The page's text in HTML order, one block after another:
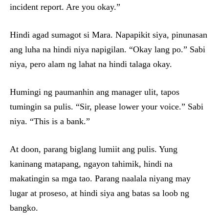
incident report. Are you okay.”
Hindi agad sumagot si Mara. Napapikit siya, pinunasan
ang luha na hindi niya napigilan. “Okay lang po.” Sabi
niya, pero alam ng lahat na hindi talaga okay.
Humingi ng paumanhin ang manager ulit, tapos
tumingin sa pulis. “Sir, please lower your voice.” Sabi
niya. “This is a bank.”
At doon, parang biglang lumiit ang pulis. Yung
kaninang matapang, ngayon tahimik, hindi na
makatingin sa mga tao. Parang naalala niyang may
lugar at proseso, at hindi siya ang batas sa loob ng
bangko.